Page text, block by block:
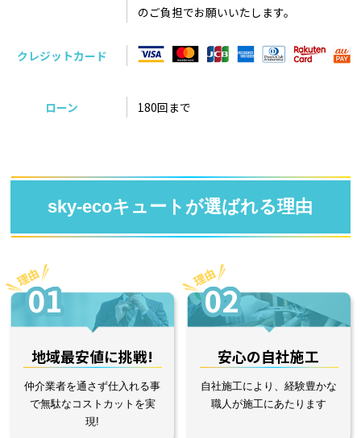
のご負担でお願いいたします。
クレジットカード
ローン 180回まで
sky-ecoキュートが選ばれる理由
01
地域最安値に挑戦!
仲介業者を通さず仕入れる事
で無駄なコストカットを実
現!
02
安心の自社施工
自社施工により、経験豊かな
職人が施工にあたります